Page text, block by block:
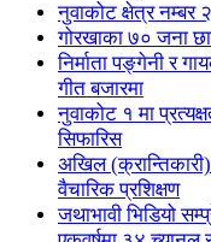
नुवाकोट क्षेत्र नम्बर
गोरखाका ७० जना
निर्माता पङ्गेनी र
गीत बजारमा
नुवाकोट १ मा
सिफारिस
अखिल (क्रान्तिकारी)
वैचारिक प्रशिक्षण
जथाभावी भिडियो